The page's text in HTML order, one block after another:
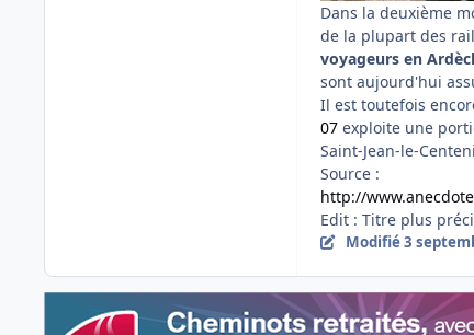
Dans la deuxième
de la plupart des
voyageurs en
sont aujourd'hui
Il est toutefois
07 exploite une
Saint-Jean-le-
Source :
http://
Edit : Titre plus
Modifié3